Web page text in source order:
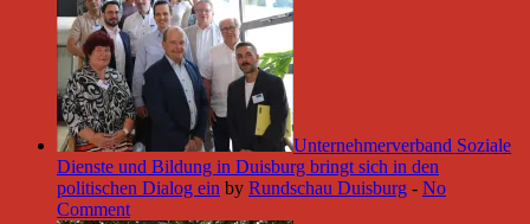
Unternehmerverband Soziale
Dienste und Bildung in Duisburg bringt sich in den
politischen Dialog ein by Rundschau Duisburg - No
Comment